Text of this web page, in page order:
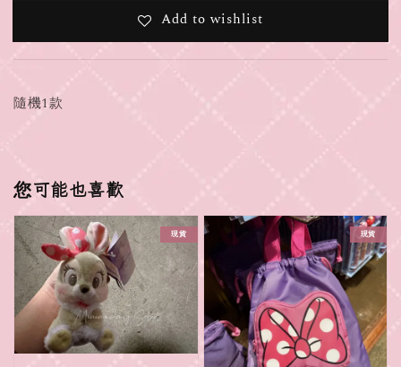
Add to wishlist
隨機1款
您可能也喜歡
現貨 現貨